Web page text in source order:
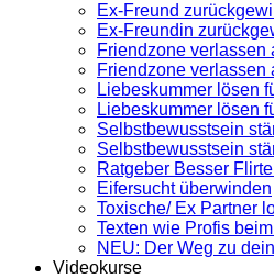
Ex-Freund
Ex-Freundin
Friendzone verlassen
Friendzone verlassen
Liebeskummer lösen
Liebeskummer lösen
Selbstbewusstsein
Selbstbewusstsein
Ratgeber Besser
Eifersucht überwinden
Toxische/ Ex Partner
Texten wie Profis
NEU: Der Weg zu
Videokurse